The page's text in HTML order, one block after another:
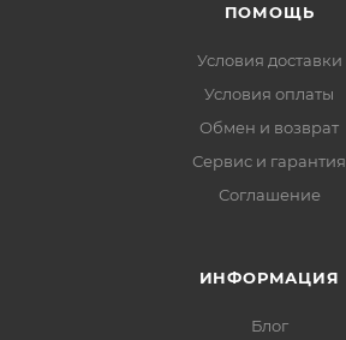
ПОМОЩЬ
Условия доставки
Условия оплаты
Обмен и возврат
Сервис и гарантия
Соглашение
ИНФОРМАЦИЯ
Блог